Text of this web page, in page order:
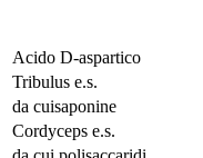
Acido D-aspartico
Tribulus e.s.
da cuisaponine
Cordyceps e.s.